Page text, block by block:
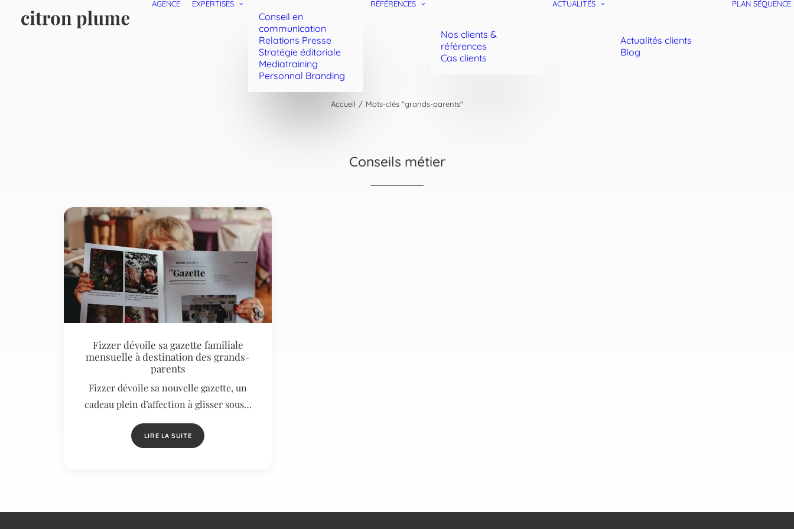
AGENCE EXPERTISES
Conseil en
communication
Relations Presse
Stratégie éditoriale
Mediatraining
Personnal Branding
RÉFÉRENCES
Nos clients &
références
Cas clients
ACTUALITÉS
Actualités clients
Blog
PLAN SÉQUENCE
Accueil Mots-clés "grands-parents"
Conseils métier
Fizzer dévoile sa gazette familiale
mensuelle à destination des grands-
parents
Fizzer dévoile sa nouvelle gazette, un
cadeau plein d’affection à glisser sous…
LIRE LA SUITE